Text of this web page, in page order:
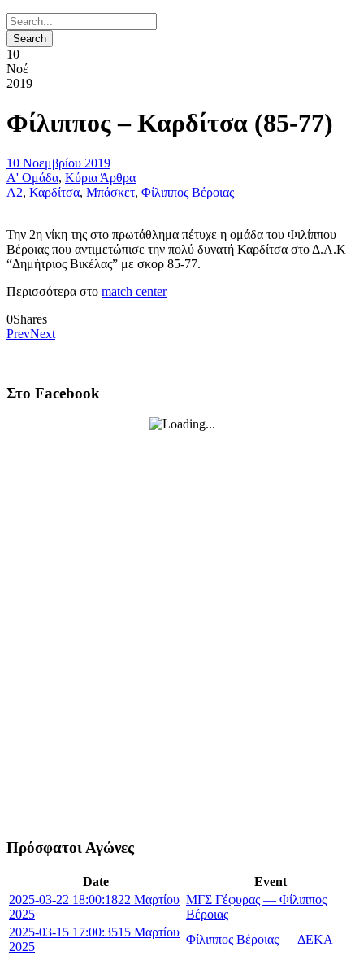
10
Νοέ
2019
Φίλιππος – Καρδίτσα (85-77)
10 Νοεμβρίου 2019
Α' Ομάδα, Κύρια Άρθρα
Α2, Καρδίτσα, Μπάσκετ, Φίλιππος Βέροιας
Την 2η νίκη της στο πρωτάθλημα πέτυχε η ομάδα του Φιλίππου
Βέροιας που αντιμετώπισε την πολύ δυνατή Καρδίτσα στο Δ.Α.Κ
“Δημήτριος Βικέλας” με σκορ 85-77.
Περισσότερα στο match center
0Shares
PrevNext
Στο Facebook
Πρόσφατοι Αγώνες
Date
Event
2025-03-22 18:00:1822 Μαρτίου
2025
ΜΓΣ Γέφυρας — Φίλιππος
Βέροιας
2025-03-15 17:00:3515 Μαρτίου
2025
Φίλιππος Βέροιας — ΔΕΚΑ